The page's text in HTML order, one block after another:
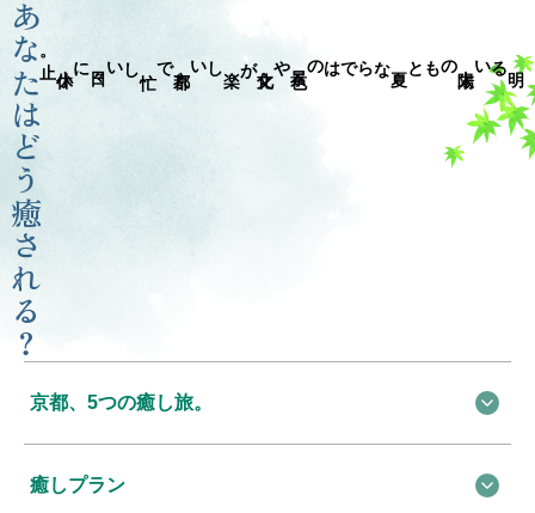
あなたはどう癒される？ 明
るい 太
陽
のもと
ならではの
や
が
しい
で
しいに止
。
京都、5つの癒し旅。
癒しプラン